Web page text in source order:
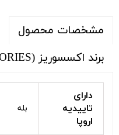
مشخصات محصول
برند اکسسوریز (ACCESSORIES)
دارای
تاییدیه
اروپا
بله